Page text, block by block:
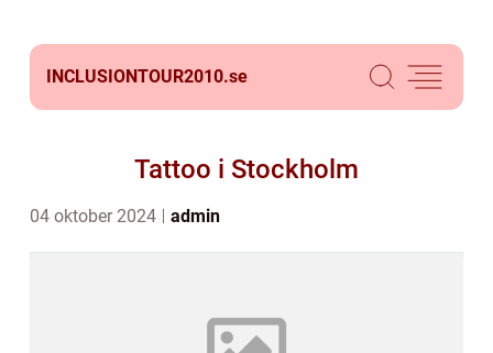
INCLUSIONTOUR2010.se
Tattoo i Stockholm
04 oktober 2024 admin